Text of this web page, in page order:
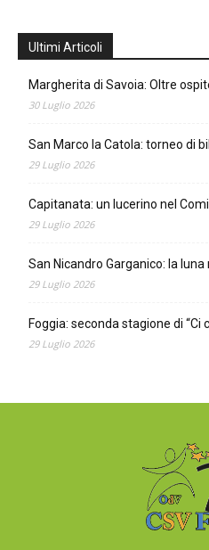
Ultimi Articoli
Margherita di Savoia: Oltre
30 Luglio 2026
San Marco la Catola: torneo di
29 Luglio 2026
Capitanata: un lucerino nel
29 Luglio 2026
San Nicandro Garganico: la
29 Luglio 2026
Foggia: seconda stagione di “Ci
29 Luglio 2026